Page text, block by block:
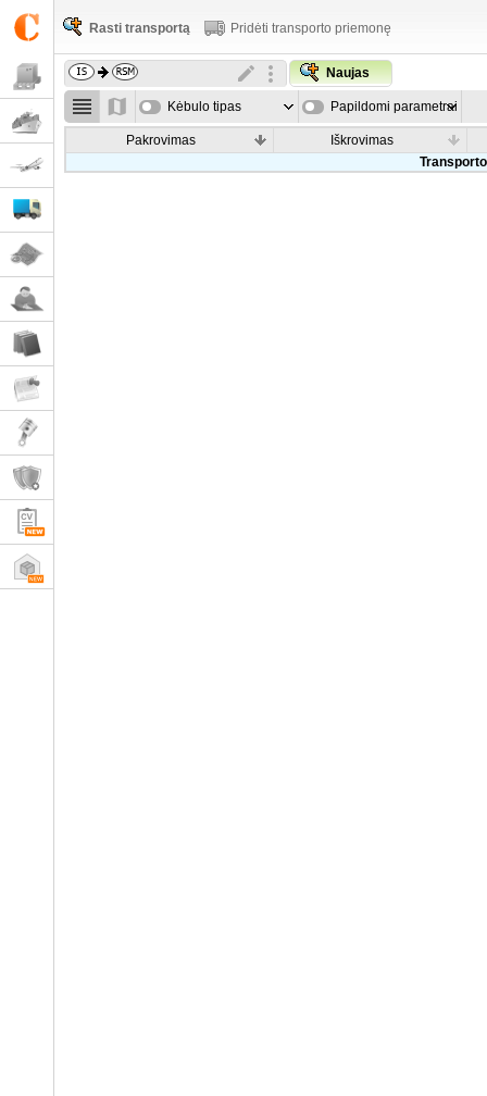
Rasti transportą Pridėti transporto priemonę
Naujas
Kėbulo tipas Papildomi parametrai
Pakrovimas
Iškrovimas